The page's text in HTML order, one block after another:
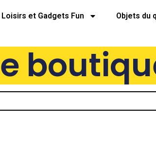
Loisirs et Gadgets Fun Objets du